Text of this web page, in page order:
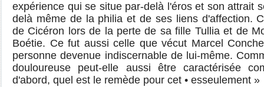
expérience qui se situe par-delà l'éros et son attrait
delà même de la philia et de ses liens d'affection.
de Cicéron lors de la perte de sa fille Tullia et de
Boétie. Ce fut aussi celle que vécut Marcel
personne devenue indiscernable de lui-même.
douloureuse peut-elle aussi être caractérisée
d'abord, quel est le remède pour cet • esseulement »